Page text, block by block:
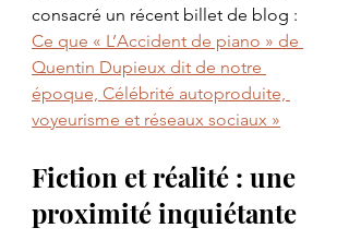
consacré un récent billet de blog :
Ce que « L’Accident de piano » de
Quentin Dupieux dit de notre
époque, Célébrité autoproduite,
voyeurisme et réseaux sociaux »
Fiction et réalité : une
proximité inquiétante